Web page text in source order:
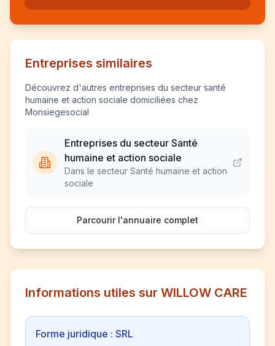
Entreprises similaires
Découvrez d'autres entreprises du secteur santé
humaine et action sociale domiciliées chez
Monsiegesocial
Entreprises du secteur Santé
humaine et action sociale
Dans le secteur Santé humaine et action
sociale
Parcourir l'annuaire complet
Informations utiles sur WILLOW CARE
Forme juridique : SRL